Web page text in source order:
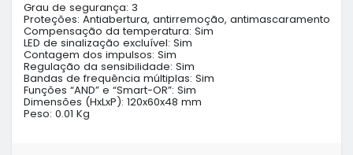
Grau de segurança: 3
Proteções: Antiabertura, antirremoção, antimascaramento
Compensação da temperatura: Sim
LED de sinalização excluível: Sim
Contagem dos impulsos: Sim
Regulação da sensibilidade: Sim
Bandas de frequência múltiplas: Sim
Funções “AND” e “Smart-OR”: Sim
Dimensões (HxLxP): 120x60x48 mm
Peso: 0.01 Kg